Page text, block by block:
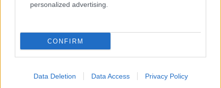
personalized advertising.
CONFIRM
Data Deletion Data Access Privacy Policy
Share:
Ακολουθήστε το Νewsit.gr στοGoogle Newsκαι
ενημερωθείτε πρώτοι για όλη την ειδησεογραφία και τα
τελευταία νέατης ημέρας